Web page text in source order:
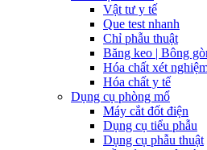
Vật tư y tế
Que test nhanh
Chỉ phẫu thuật
Băng keo | Bông
Hóa chất xét
Hóa chất y tế
Dụng cụ phòng mổ
Máy cắt đốt điện
Dụng cụ tiểu phẫu
Dụng cụ phẫu thuật